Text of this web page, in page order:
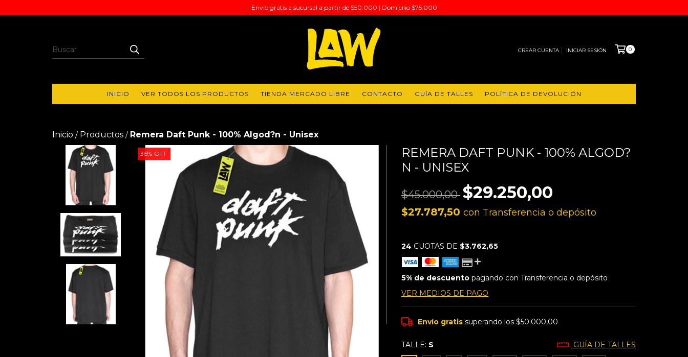
Envío gratis a sucursal a partir de $50.000 | Domicilio $75.000
CREAR CUENTA INICIAR SESIÓN 0
INICIO VER TODOS LOS PRODUCTOS TIENDA MERCADO LIBRE CONTACTO GUÍA DE TALLES POLÍTICA DE DEVOLUCIÓN
Inicio / Productos / Remera Daft Punk - 100% Algod?n - Unisex
35% OFF
REMERA DAFT PUNK - 100% ALGOD?
N - UNISEX
$45.000,00 $29.250,00
$27.787,50con Transferencia o depósito
24 CUOTAS DE $3.762,65
5% de descuento pagando con Transferencia o depósito
VER MEDIOS DE PAGO
Envío gratis superando los$50.000,00
TALLE: S
GUÍA DE TALLES